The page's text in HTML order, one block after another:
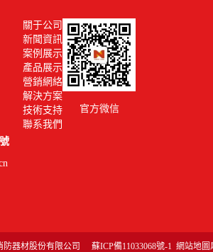
量參差不齊，因此對全氟幾酮滅火劑制定統一
規范產品生產和檢驗，提升產品質量，使產品
用，保障人民群眾生命財產安全。通過標準發
動全氟己酮滅火劑及滅火技術的綠色、健康、
關于公司
新聞資訊
案例展示
產品展示
營銷網絡
解決方案
技術支持
聯系我們
官方微信
防器材股份有限公司 蘇ICP備11033068號-1 網站地圖